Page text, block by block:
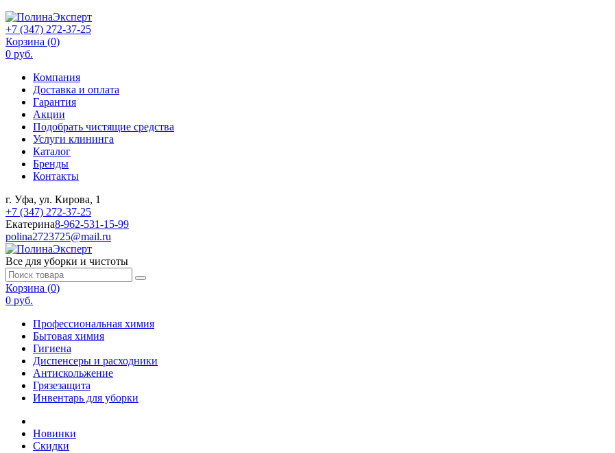
+7 (347) 272-37-25
Корзина (0)
0 руб.
Компания
Доставка и оплата
Гарантия
Акции
Подобрать чистящие средства
Услуги клининга
Каталог
Бренды
Контакты
г. Уфа, ул. Кирова, 1
+7 (347) 272-37-25
Екатерина8-962-531-15-99
polina2723725@mail.ru
Все для уборки и чистоты
Корзина (0)
0 руб.
Профессиональная химия
Бытовая химия
Гигиена
Диспенсеры и расходники
Антискольжение
Грязезащита
Инвентарь для уборки
Новинки
Скидки